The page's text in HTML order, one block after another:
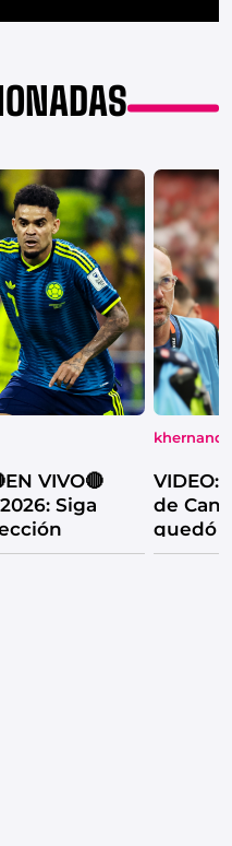
VIVO🔴
Siga
VIDEO:
de
quedó